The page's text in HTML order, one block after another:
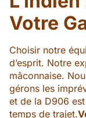
Votre
Choisir notre
d’esprit. Notre
mâconnaise.
gérons les
et de la D906
temps de trajet.